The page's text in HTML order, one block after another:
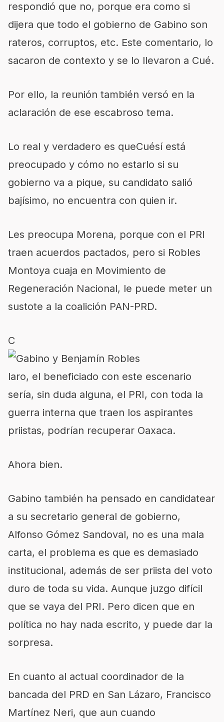
respondió que no, porque era como si
dijera que todo el gobierno de Gabino son
rateros, corruptos, etc. Este comentario, lo
sacaron de contexto y se lo llevaron a Cué.
Por ello, la reunión también versó en la
aclaración de ese escabroso tema.
Lo real y verdadero es queCuésí está
preocupado y cómo no estarlo si su
gobierno va a pique, su candidato salió
bajísimo, no encuentra con quien ir.
Les preocupa Morena, porque con el PRI
traen acuerdos pactados, pero si Robles
Montoya cuaja en Movimiento de
Regeneración Nacional, le puede meter un
sustote a la coalición PAN-PRD.
C
laro, el beneficiado con este escenario
sería, sin duda alguna, el PRI, con toda la
guerra interna que traen los aspirantes
priistas, podrían recuperar Oaxaca.
Ahora bien.
Gabino también ha pensado en candidatear
a su secretario general de gobierno,
Alfonso Gómez Sandoval, no es una mala
carta, el problema es que es demasiado
institucional, además de ser priista del voto
duro de toda su vida. Aunque juzgo difícil
que se vaya del PRI. Pero dicen que en
política no hay nada escrito, y puede dar la
sorpresa.
En cuanto al actual coordinador de la
bancada del PRD en San Lázaro, Francisco
Martínez Neri, que aun cuando